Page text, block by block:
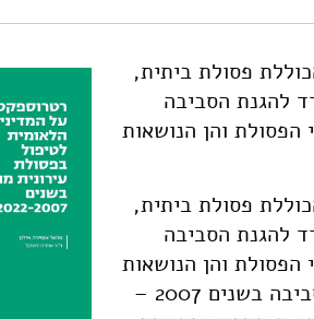
פסולת ביתית,
להגנת הסביבה
והן הנושאות
פסולת ביתית,
להגנת הסביבה
והן הנושאות
בעלויות שרשרת הטיפול בה. המדיניות והרגולציה שהוביל המשרד להגנת הסביבה בשנים 2007 –